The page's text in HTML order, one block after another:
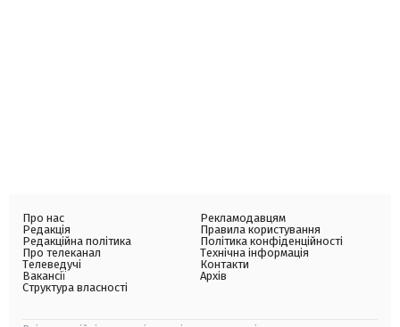
Про нас
Редакція
Редакційна політика
Про телеканал
Телеведучі
Вакансії
Структура власності
Рекламодавцям
Правила користування
Політика конфіденційності
Технічна інформація
Контакти
Архів